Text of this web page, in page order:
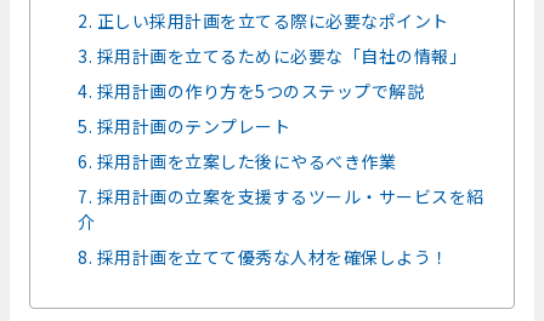
2. 正しい採用計画を立てる際に必要なポイント
3. 採用計画を立てるために必要な「自社の情報」
4. 採用計画の作り方を5つのステップで解説
5. 採用計画のテンプレート
6. 採用計画を立案した後にやるべき作業
7. 採用計画の立案を支援するツール・サービスを紹
介
8. 採用計画を立てて優秀な人材を確保しよう！